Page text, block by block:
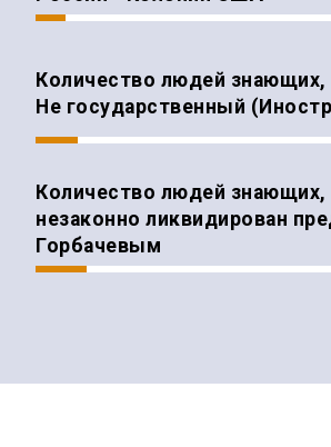
Количество людей
Не государственный
Количество людей
незаконно ликвидирован
Горбачевым